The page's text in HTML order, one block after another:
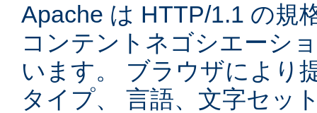
Apache は HTTP/1.1 の規
コンテントネゴシエーシ
います。 ブラウザにより
タイプ、 言語、文字セッ